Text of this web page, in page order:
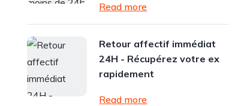
Read more
Retour affectif immédiat
24H - Récupérez votre ex
rapidement
Read more